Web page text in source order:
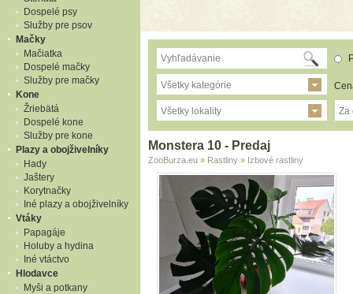
Dospelé psy
Služby pre psov
Mačky
Mačiatka
Dospelé mačky
Služby pre mačky
Kone
Žriebätá
Dospelé kone
Služby pre kone
Plazy a obojživelníky
Hady
Jaštery
Korytnačky
Iné plazy a obojživelníky
Vtáky
Papagáje
Holuby a hydina
Iné vtáctvo
Hlodavce
Myši a potkany
Všetky kategórie
Všetky lokality Za
Monstera 10 - Predaj
ZooBurza.eu » Rastliny » Izbové rastliny